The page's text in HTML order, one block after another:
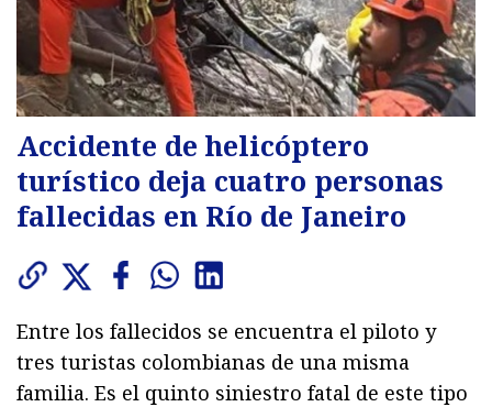
Accidente de helicóptero
turístico deja cuatro personas
fallecidas en Río de Janeiro
Entre los fallecidos se encuentra el piloto y
tres turistas colombianas de una misma
familia. Es el quinto siniestro fatal de este tipo